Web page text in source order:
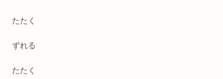
たたく
ずれる
たたく